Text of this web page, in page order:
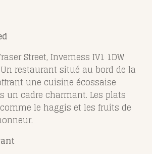
Street, Inverness IV1 1DW
Un restaurant situé au bord de la
une cuisine écossaise
un cadre charmant. Les plats
le haggis et les fruits de